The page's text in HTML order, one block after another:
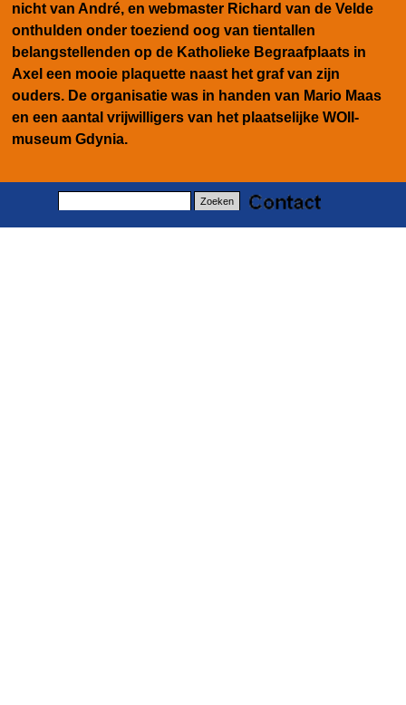
nicht van André, en webmaster Richard van de Velde
onthulden onder toeziend oog van tientallen
belangstellenden op de Katholieke Begraafplaats in
Axel een mooie plaquette naast het graf van zijn
ouders. De organisatie was in handen van Mario Maas
en een aantal vrijwilligers van het plaatselijke WOII-
museum Gdynia.
Zoeken